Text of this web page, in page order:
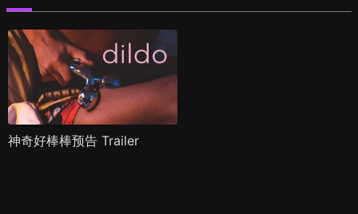
神奇好棒棒预告 Trailer